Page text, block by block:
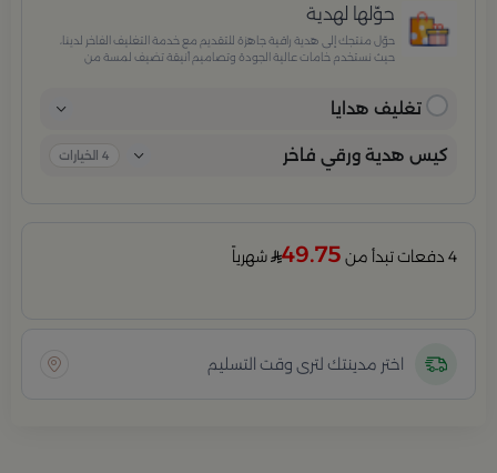
حوّلها لهدية
حوّل منتجك إلى هدية راقية جاهزة للتقديم مع خدمة التغليف الفاخر لدينا،
حيث نستخدم خامات عالية الجودة وتصاميم أنيقة تضيف لمسة من
تغليف هدايا
كيس هدية ورقي فاخر 4 الخيارات
4 دفعات تبدأ من 49.75 شهرياً
اختر مدينتك لترى وقت التسليم